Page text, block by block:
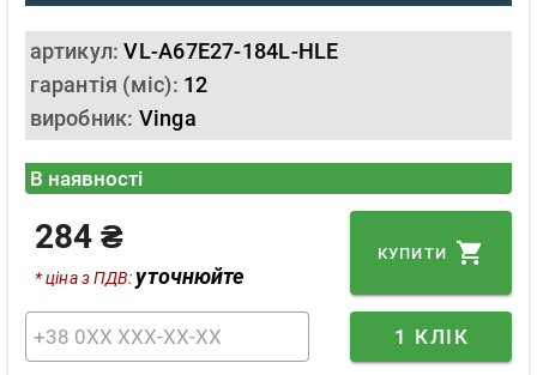
артикул:VL-A67E27-184L-HLE
гарантія (міс): 12
виробник: Vinga
В наявності
284 ₴
* ціна з ПДВ:уточнюйте
КУПИТИ
1 КЛІК